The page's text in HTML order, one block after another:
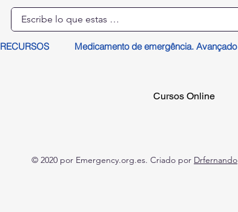
RECURSOS Medicamento de emergência. Avançado
Cursos Online
© 2020 por Emergency.org.es. Criado por Drfernando